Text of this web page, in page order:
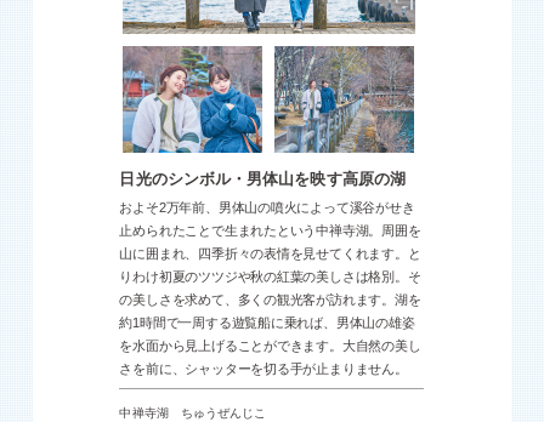
日光のシンボル・男体山を映す高原の湖
およそ2万年前、男体山の噴火によって溪谷がせき
止められたことで生まれたという中禅寺湖。周囲を
山に囲まれ、四季折々の表情を見せてくれます。と
りわけ初夏のツツジや秋の紅葉の美しさは格別。そ
の美しさを求めて、多くの観光客が訪れます。湖を
約1時間で一周する遊覧船に乗れば、男体山の雄姿
を水面から見上げることができます。大自然の美し
さを前に、シャッターを切る手が止まりません。
中禅寺湖 ちゅうぜんじこ